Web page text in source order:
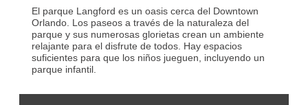
El parque Langford es un oasis cerca del Downtown
Orlando. Los paseos a través de la naturaleza del
parque y sus numerosas glorietas crean un ambiente
relajante para el disfrute de todos. Hay espacios
suficientes para que los niños jueguen, incluyendo un
parque infantil.